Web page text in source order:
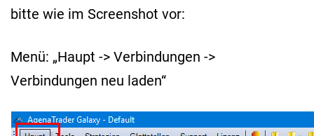
bitte wie im Screenshot vor:
Menü: „Haupt -> Verbindungen ->
Verbindungen neu laden“